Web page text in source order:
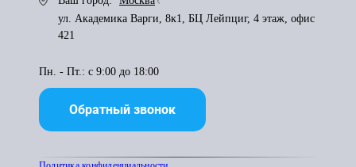
ул. Академика Варги, 8к1, БЦ Лейпциг, 4 этаж, офис
421
Пн. - Пт.: с 9:00 до 18:00
Обратный звонок